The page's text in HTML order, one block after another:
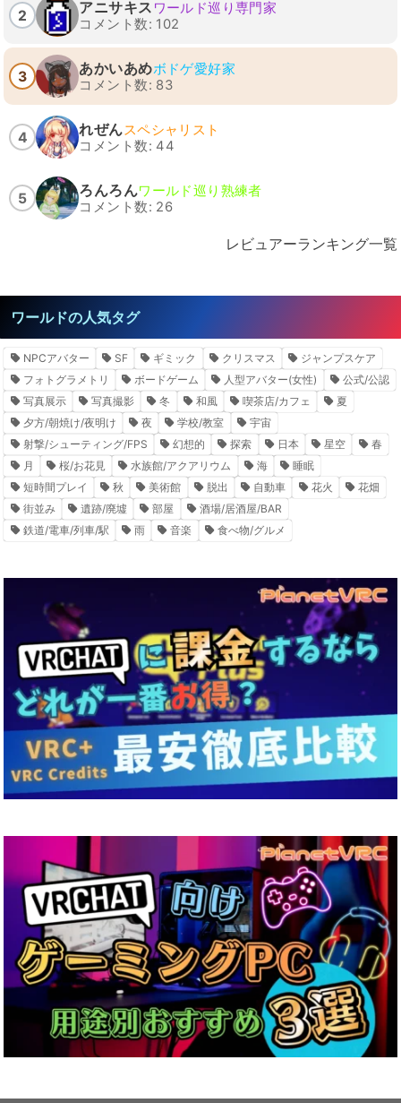
2 アニサキス ワールド巡り専門家
コメント数: 102
3 あかいあめボドゲ愛好家
コメント数: 83
4 れぜんスペシャリスト
コメント数: 44
5 ろんろんワールド巡り熟練者
コメント数: 26
レビュアーランキング一覧
ワールドの人気タグ
NPCアバター SF ギミック クリスマス
ジャンプスケア
フォトグラメトリ
ボードゲーム 人型アバター(女性)
公式/公認
写真展示
写真撮影 冬 和風 喫茶店/カフェ
夏
夕方/朝焼け/夜明け
夜 学校/教室
宇宙
射撃/シューティング/FPS
幻想的 探索 日本 星空
春
月
桜/お花見 水族館/アクアリウム 海
睡眠
短時間プレイ
秋 美術館 脱出 自動車 花火
花畑
街並み
遺跡/廃墟 部屋
酒場/居酒屋/BAR
鉄道/電車/列車/駅
雨 音楽 食べ物/グルメ